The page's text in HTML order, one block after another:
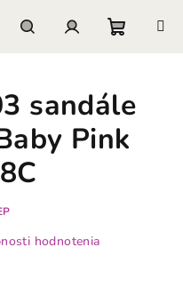
košík
sandále
Pink
hodnotenia